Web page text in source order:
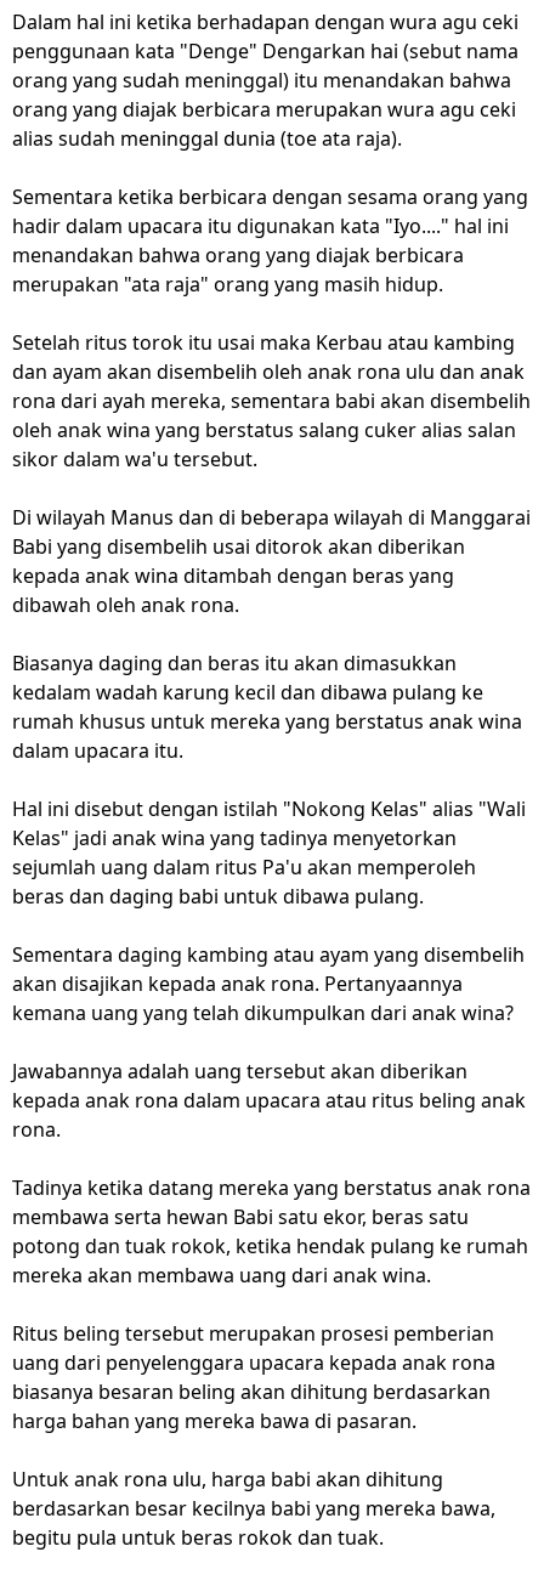
Dalam hal ini ketika berhadapan dengan wura agu ceki
penggunaan kata "Denge" Dengarkan hai (sebut nama
orang yang sudah meninggal) itu menandakan bahwa
orang yang diajak berbicara merupakan wura agu ceki
alias sudah meninggal dunia (toe ata raja).
Sementara ketika berbicara dengan sesama orang yang
hadir dalam upacara itu digunakan kata "Iyo...." hal ini
menandakan bahwa orang yang diajak berbicara
merupakan "ata raja" orang yang masih hidup.
Setelah ritus torok itu usai maka Kerbau atau kambing
dan ayam akan disembelih oleh anak rona ulu dan anak
rona dari ayah mereka, sementara babi akan disembelih
oleh anak wina yang berstatus salang cuker alias salan
sikor dalam wa'u tersebut.
Di wilayah Manus dan di beberapa wilayah di Manggarai
Babi yang disembelih usai ditorok akan diberikan
kepada anak wina ditambah dengan beras yang
dibawah oleh anak rona.
Biasanya daging dan beras itu akan dimasukkan
kedalam wadah karung kecil dan dibawa pulang ke
rumah khusus untuk mereka yang berstatus anak wina
dalam upacara itu.
Hal ini disebut dengan istilah "Nokong Kelas" alias "Wali
Kelas" jadi anak wina yang tadinya menyetorkan
sejumlah uang dalam ritus Pa'u akan memperoleh
beras dan daging babi untuk dibawa pulang.
Sementara daging kambing atau ayam yang disembelih
akan disajikan kepada anak rona. Pertanyaannya
kemana uang yang telah dikumpulkan dari anak wina?
Jawabannya adalah uang tersebut akan diberikan
kepada anak rona dalam upacara atau ritus beling anak
rona.
Tadinya ketika datang mereka yang berstatus anak rona
membawa serta hewan Babi satu ekor, beras satu
potong dan tuak rokok, ketika hendak pulang ke rumah
mereka akan membawa uang dari anak wina.
Ritus beling tersebut merupakan prosesi pemberian
uang dari penyelenggara upacara kepada anak rona
biasanya besaran beling akan dihitung berdasarkan
harga bahan yang mereka bawa di pasaran.
Untuk anak rona ulu, harga babi akan dihitung
berdasarkan besar kecilnya babi yang mereka bawa,
begitu pula untuk beras rokok dan tuak.